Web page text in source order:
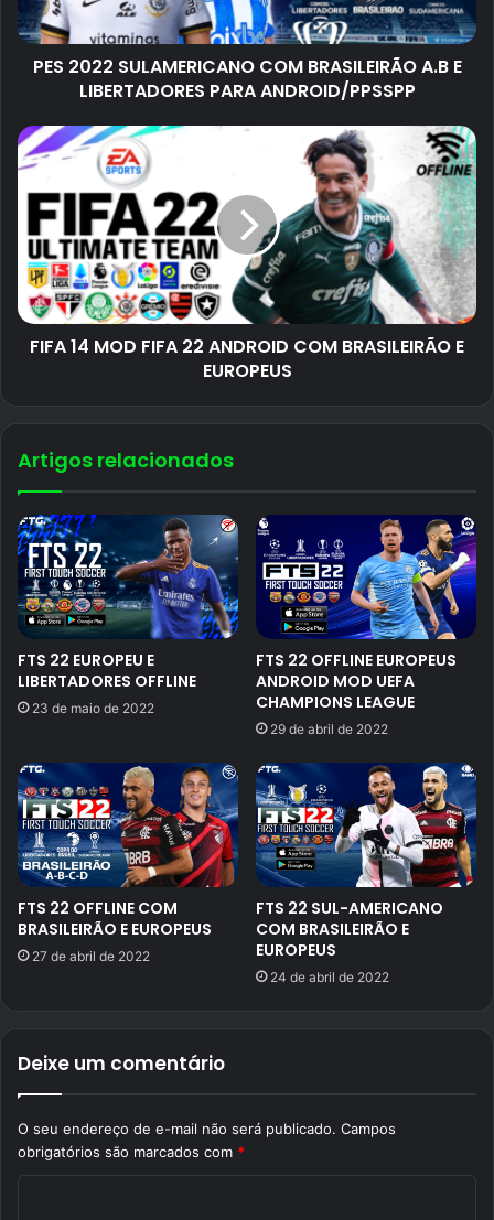
PES 2022 SULAMERICANO COM BRASILEIRÃO A.B E
LIBERTADORES PARA ANDROID/PPSSPP
FIFA 14 MOD FIFA 22 ANDROID COM BRASILEIRÃO E
EUROPEUS
Artigos relacionados
FTS 22 EUROPEU E
LIBERTADORES OFFLINE
23 de maio de 2022
FTS 22 OFFLINE EUROPEUS
ANDROID MOD UEFA
CHAMPIONS LEAGUE
29 de abril de 2022
FTS 22 OFFLINE COM
BRASILEIRÃO E EUROPEUS
27 de abril de 2022
FTS 22 SUL-AMERICANO
COM BRASILEIRÃO E
EUROPEUS
24 de abril de 2022
Deixe um comentário
O seu endereço de e-mail não será publicado. Campos
obrigatórios são marcados com *